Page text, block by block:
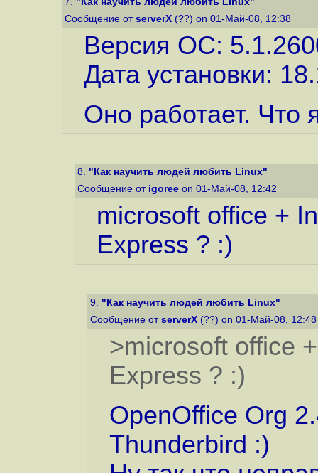
Сообщение от serverX (??) on 01-Май-08, 12:38
Версия ОС:
Дата установки:
Оно работает. Что
8. "Как научить людей любить Linux"
Сообщение от igoree on 01-Май-08, 12:42
microsoft office +
Express ? :)
9. "Как научить людей любить Linux"
Сообщение от serverX (??) on 01-Май-08,
>microsoft office
Express ? :)
OpenOffice Org
Thunderbird :)